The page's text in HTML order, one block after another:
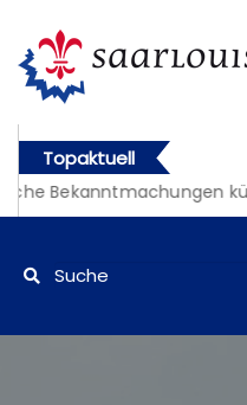
Topaktuell
Bekanntmachungen